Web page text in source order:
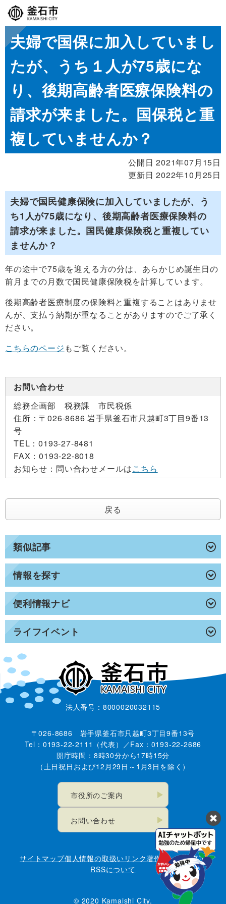
類似記事
情報を探す
便利情報ナビ
ライフイベント
夫婦で国保に加入していまし
たが、うち１人が75歳にな
り、後期高齢者医療保険料の
請求が来ました。国保税と重
複していませんか？
公開日 2021年07月15日
更新日 2022年10月25日
夫婦で国民健康保険に加入していましたが、う
ち1人が75歳になり、後期高齢者医療保険料の
請求が来ました。国民健康保険税と重複してい
ませんか？
年の途中で75歳を迎える方の分は、あらかじめ誕生日の
前月までの月数で国民健康保険税を計算しています。
後期高齢者医療制度の保険料と重複することはありませ
んが、支払う納期が重なることがありますのでご了承く
ださい。
こちらのページ もご覧ください。
お問い合わせ
総務企画部 税務課 市民税係
住所： 〒026-8686 岩手県釜石市只越町3丁目9番13
号
TEL：0193-27-8481
FAX：0193-22-8018
お知らせ： 問い合わせメールはこちら
戻る
法人番号：8000020032115
〒026-8686 岩手県釜石市只越町3丁目9番13号
Tel：0193-22-2111（代表）／Fax：0193-22-2686
開庁時間：8時30分から17時15分
（土日祝日および12月29日～1月3日を除く）
市役所のご案内
お問い合わせ
サイトマップ個人情報の取扱い リンク著作権・免責事項
RSSについて
© 2020 Kamaishi City.